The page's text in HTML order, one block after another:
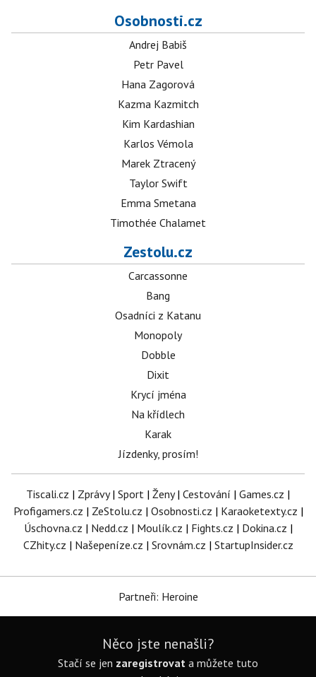
Osobnosti.cz
Andrej Babiš
Petr Pavel
Hana Zagorová
Kazma Kazmitch
Kim Kardashian
Karlos Vémola
Marek Ztracený
Taylor Swift
Emma Smetana
Timothée Chalamet
Zestolu.cz
Carcassonne
Bang
Osadníci z Katanu
Monopoly
Dobble
Dixit
Krycí jména
Na křídlech
Karak
Jízdenky, prosím!
Tiscali.cz | Zprávy| Sport | Ženy| Cestování | Games.cz |
Profigamers.cz | ZeStolu.cz | Osobnosti.cz | Karaoketexty.cz |
Úschovna.cz | Nedd.cz | Moulík.cz | Fights.cz | Dokina.cz |
CZhity.cz | Našepeníze.cz | Srovnám.cz | StartupInsider.cz
Partneři: Heroine
Něco jste nenašli?
Stačí se jen zaregistrovat a můžete tuto